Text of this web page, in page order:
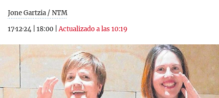
Jone Gartzia / NTM
17·12·24
18:00 |Actualizado a las 10:19